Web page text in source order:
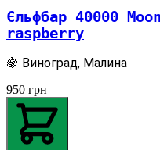
Єльфбар 40000
raspberry
🍇 Виноград, Малина
950 грн